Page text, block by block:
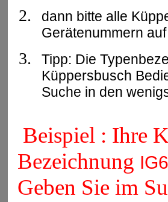
dann bitte alle
Gerätenummern
Tipp: Die
Küppersbusch
Suche in den
Beispiel : Ihre
Bezeichnung
Geben Sie im